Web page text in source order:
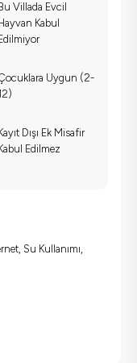
Bu Villada Evcil
Hayvan Kabul
Edilmiyor
Uygun (2-
Dışı Ek Misafir
Edilmez
Su Kullanımı,